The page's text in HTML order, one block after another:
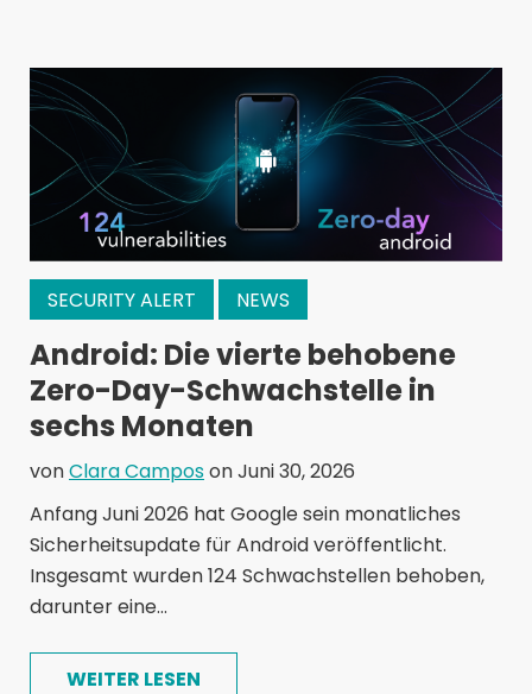
SECURITY ALERT NEWS
Android: Die vierte behobene
Zero-Day-Schwachstelle in
sechs Monaten
vonClara Camposon Juni 30, 2026
Anfang Juni 2026 hat Google sein monatliches
Sicherheitsupdate für Android veröffentlicht.
Insgesamt wurden 124 Schwachstellen behoben,
darunter eine...
WEITER LESEN